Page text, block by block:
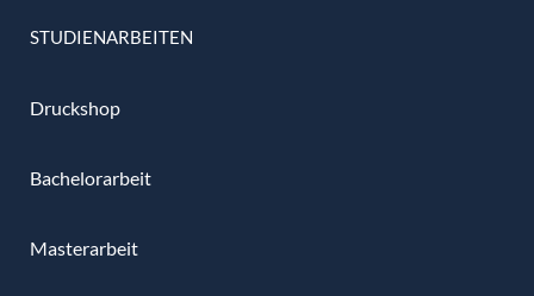
STUDIENARBEITEN
Druckshop
Bachelorarbeit
Masterarbeit